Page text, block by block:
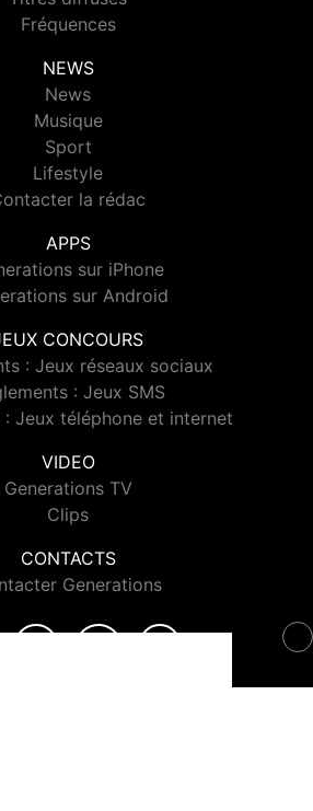
Fréquences
NEWS
News
Musique
Sport
Lifestyle
la rédac
APPS
sur iPhone
sur Android
CONCOURS
: Jeux réseaux sociaux
: Jeux SMS
: Jeux téléphone et internet
VIDEO
Generations TV
Clips
CONTACTS
Generations